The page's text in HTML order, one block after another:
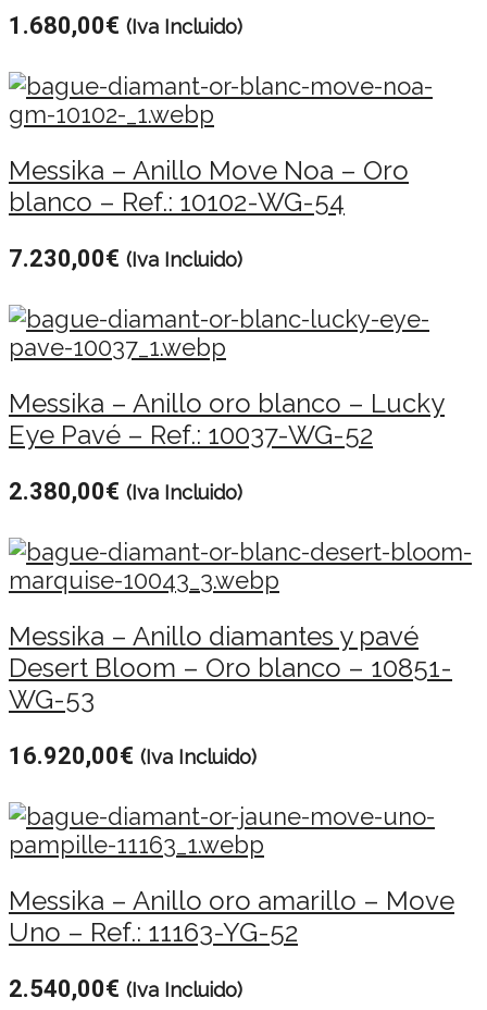
1.680,00€ (Iva Incluido)
Messika – Anillo Move Noa – Oro
blanco – Ref.: 10102-WG-54
7.230,00€ (Iva Incluido)
Messika – Anillo oro blanco – Lucky
Eye Pavé – Ref.: 10037-WG-52
2.380,00€ (Iva Incluido)
Messika – Anillo diamantes y pavé
Desert Bloom – Oro blanco – 10851-
WG-53
16.920,00€ (Iva Incluido)
Messika – Anillo oro amarillo – Move
Uno – Ref.: 11163-YG-52
2.540,00€ (Iva Incluido)